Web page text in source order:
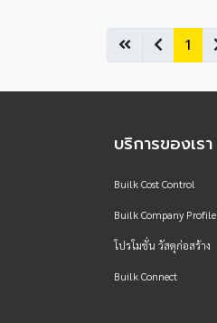
1
บริการของเรา
Builk Cost Control
Builk Company Profile
โปรโมชั่น วัสดุก่อสร้าง
Builk Connect